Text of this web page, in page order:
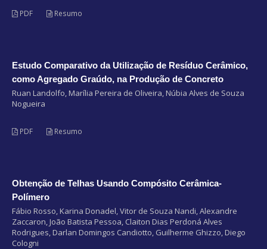
PDF Resumo
Estudo Comparativo da Utilização de Resíduo Cerâmico,
como Agregado Graúdo, na Produção de Concreto
Ruan Landolfo, Marília Pereira de Oliveira, Núbia Alves de Souza
Nogueira
PDF Resumo
Obtenção de Telhas Usando Compósito Cerâmica-
Polímero
Fábio Rosso, Karina Donadel, Vitor de Souza Nandi, Alexandre
Zaccaron, João Batista Pessoa, Claiton Dias Perdoná Alves
Rodrigues, Darlan Domingos Candiotto, Guilherme Ghizzo, Diego
Cologni